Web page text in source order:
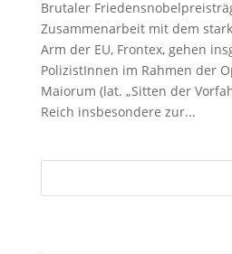
Brutaler
Zusammenarbeit mit dem
Arm der EU, Frontex, gehen
PolizistInnen im Rahmen der
Maiorum (lat. „Sitten der
Reich insbesondere zur...